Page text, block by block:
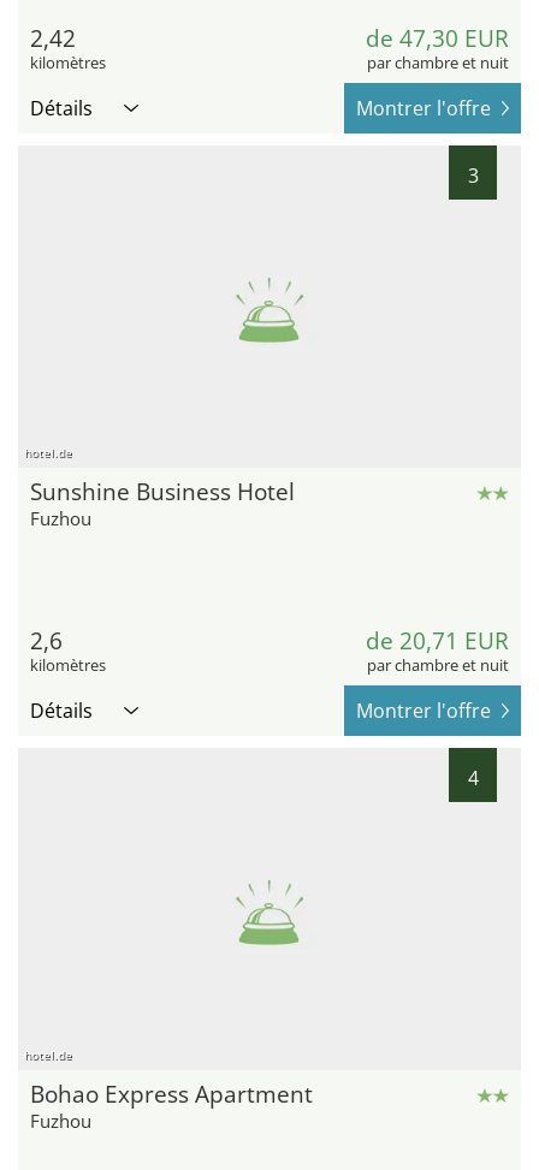
2,42
kilomètres
de 47,30 EUR
par chambre et nuit
Détails Montrer l'offre
3
hotel.de
Sunshine Business Hotel
Fuzhou
2,6
kilomètres
de 20,71 EUR
par chambre et nuit
Détails Montrer l'offre
4
hotel.de
Bohao Express Apartment
Fuzhou